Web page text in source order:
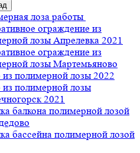
лоза работы
ограждение из
лозы Апрелевка 2021
ограждение из
лозы Мартемьяново
из полимерной лозы 2022
из полимерной лозы
2021
балкона полимерной лозой
бассейна полимерной лозой